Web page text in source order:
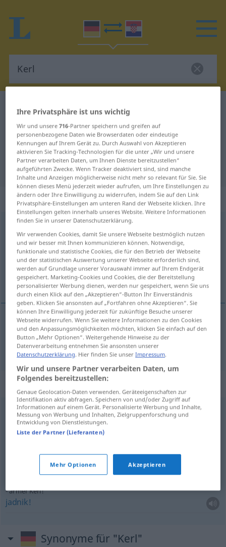
Deutsch-Kroatisch Wörterbuch
Deutsch-Kroatisch Übersetzung für
"Kerl"
"Kerl" Kroatisch Übersetzung
„Kerl“: Maskulinum
Kerlm < -(e)s ;-e>
Übersicht aller Übersetzungen
(Für mehr Details die Übersetzung anklicken/antippen)
momak
momak Kerl
Beispielsätze für "Kerl"
komischer Kerl
čudnovattip
alberner KerlUMG
armer Kerl!
jadnik!
Synonyme für "Kerl"
Ihre Privatsphäre ist uns wichtig
Wir und unsere716-Partner speichern und greifen auf
personenbezogene Daten wie Browserdaten oder eindeutige
Kennungen auf Ihrem Gerät zu. Durch Auswahl von Akzeptieren
aktivieren Sie Tracking-Technologien für die unter „Wir und unsere
Partner verarbeiten Daten, um Ihnen Dienste bereitzustellen“
aufgeführten Zwecke. Wenn Tracker deaktiviert sind, sind manche
Inhalte und Anzeigen möglicherweise nicht mehr so relevant für Sie. Sie
können dieses Menü jederzeit wieder aufrufen, um Ihre Einstellungen zu
ändern oder Ihre Einwilligung zu widerrufen, indem Sie auf den Link
Privatsphäre-Einstellungen am unteren Rand der Webseite klicken. Ihre
Einstellungen gelten innerhalb unseres Website. Weitere Informationen
finden Sie in unserer Datenschutzerklärung.
Wir verwenden Cookies, damit Sie unsere Webseite bestmöglich nutzen
und wir besser mit Ihnen kommunizieren können. Notwendige,
funktionale und statistische Cookies, die für den Betrieb der Webseite
und der statistischen Auswertung unserer Webseite erforderlich sind,
werden auf Grundlage unserer Vorauswahl immer auf Ihrem Endgerät
gespeichert. Marketing-Cookies und Cookies, die der Bereitstellung
personalisierter Werbung dienen, werden nur gespeichert, wenn Sie uns
durch einen Klick auf den „Akzeptieren“-Button Ihr Einverständnis
geben. Klicken Sie ansonsten auf „Fortfahren ohne Akzeptieren“. Sie
können Ihre Einwilligung jederzeit für zukünftige Besuche unserer
Webseite widerrufen. Wenn Sie weitere Informationen zu den Cookies
und den Anpassungsmöglichkeiten möchten, klicken Sie einfach auf den
Button „Mehr Optionen“. Weitergehende Hinweise zu der
Datenverarbeitung entnehmen Sie ansonsten unserer
Datenschutzerklärung. Hier finden Sie unserImpressum.
Wir und unsere Partner verarbeiten Daten, um
Folgendes bereitzustellen:
Genaue Geolocation-Daten verwenden. Geräteeigenschaften zur
Identifikation aktiv abfragen. Speichern von und/oder Zugriff auf
Informationen auf einem Gerät. Personalisierte Werbung und Inhalte,
Messung von Werbung und Inhalten, Zielgruppenforschung und
Entwicklung von Dienstleistungen.
Liste der Partner (Lieferanten)
Mehr Optionen Akzeptieren